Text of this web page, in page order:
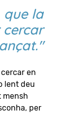
que la
en
lent deu
mensh
per